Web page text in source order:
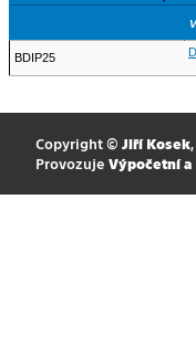
BDIP25
Copyright © Jiří Kosek
Provozuje Výpočetní a